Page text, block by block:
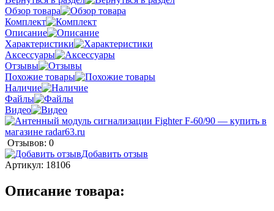
Обзор товара
Комплект
Описание
Характеристики
Аксессуары
Отзывы
Похожие товары
Наличие
Файлы
Видео
Отзывов: 0
Добавить отзыв
Артикул: 18106
Описание товара: